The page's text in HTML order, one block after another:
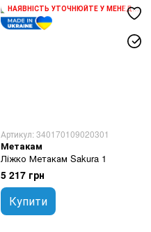
НАЯВНІСТЬ УТОЧНЮЙТЕ У МЕНЕДЖЕРА
Артикул: 340170109020301
Метакам
Ліжко Метакам Sakura 1
5 217 грн
Купити